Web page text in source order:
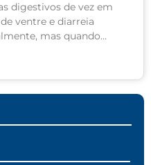
digestivos de vez em
ventre e diarreia
mas quando
e piorar a
Síndrome do Intestino
comum que afeta o
os sintomas incluem
abdominal, gases
ambos.